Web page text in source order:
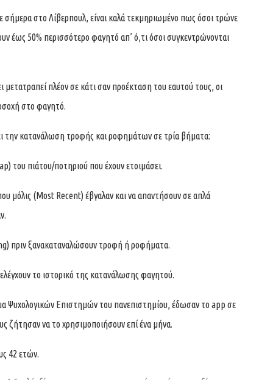
στο Λίβερπουλ, είναι καλά τεκμηριωμένο πως όσοι τρώνε
έως 50% περισσότερο φαγητό απ’ ό,τι όσοι συγκεντρώνονται
μετατραπεί πλέον σε κάτι σαν προέκταση του εαυτού τους, οι
στο φαγητό.
την κατανάλωση τροφής και ροφημάτων σε τρία βήματα:
του πιάτου/ποτηριού που έχουν ετοιμάσει.
μόλις (Most Recent) έβγαλαν και να απαντήσουν σε απλά
πριν ξανακαταναλώσουν τροφή ή ροφήματα.
το ιστορικό της κατανάλωσης φαγητού.
Ψυχολογικών Επιστημών του πανεπιστημίου, έδωσαν το app σε
ζήτησαν να το χρησιμοποιήσουν επί ένα μήνα.
42 ετών.